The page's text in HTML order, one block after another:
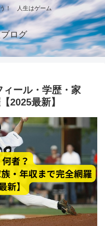
！ 人生はゲーム
ログ
ール・学歴・家
2025最新】